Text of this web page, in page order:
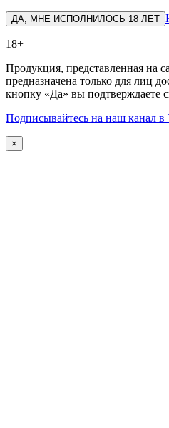
ДА, МНЕ ИСПОЛНИЛОСЬ 18 ЛЕТ
18+
Продукция, представленная на
предназначена только для лиц
кнопку «Да» вы подтверждаете
Подписывайтесь на наш канал в
×